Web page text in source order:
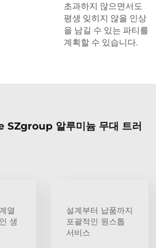
초과하지 않으면서도
평생 잊히지 않을 인상
을 남길 수 있는 파티를
계획할 수 있습니다.
알루미늄 무대 트러
열
생
설계부터 납품까지
포괄적인 원스톱
서비스